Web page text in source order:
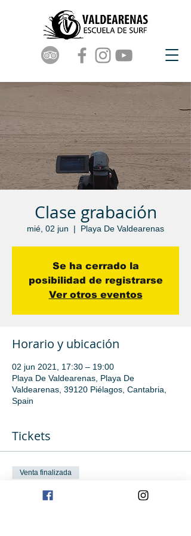
Clase grabación
mié, 02 jun
  |
Playa De Valdearenas
Se ha cerrado la
posibilidad de registrarse
Ver otros eventos
Horario y ubicación
02 jun 2021, 17:30 – 19:00
Playa De Valdearenas, Playa De
Valdearenas, 39120 Piélagos, Cantabria,
Spain
Tickets
Venta finalizada
Tipo de entrada